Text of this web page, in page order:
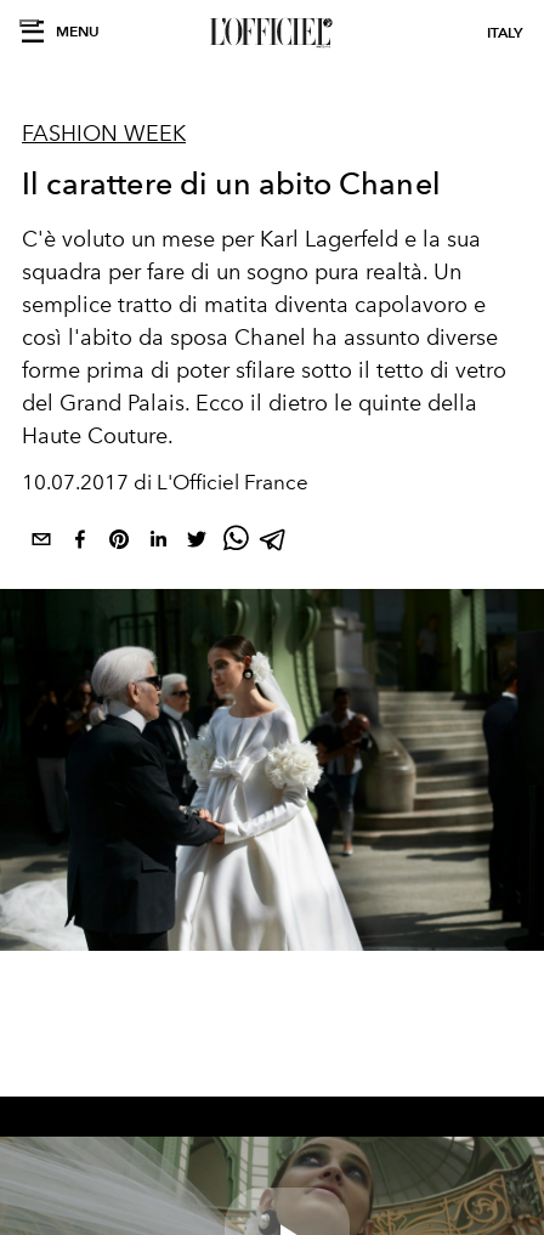
MENU ITALY
FASHION WEEK
Il carattere di un abito Chanel
C'è voluto un mese per Karl Lagerfeld e la sua
squadra per fare di un sogno pura realtà. Un
semplice tratto di matita diventa capolavoro e
così l'abito da sposa Chanel ha assunto diverse
forme prima di poter sfilare sotto il tetto di vetro
del Grand Palais. Ecco il dietro le quinte della
Haute Couture.
10.07.2017 di L'Officiel France